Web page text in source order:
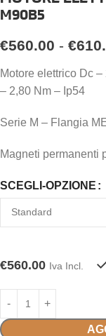
M90B5
€560.00 - €
Motore elettrico Dc
– 2,80 Nm – Ip54
Serie M – Flangia
Magneti permanenti
SCEGLI-OPZIONE
€560.00 Iva Incl.